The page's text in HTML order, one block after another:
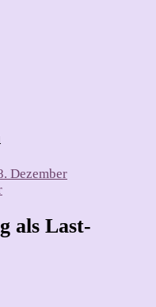
Dezember
zu
Weihnachten
als Last-